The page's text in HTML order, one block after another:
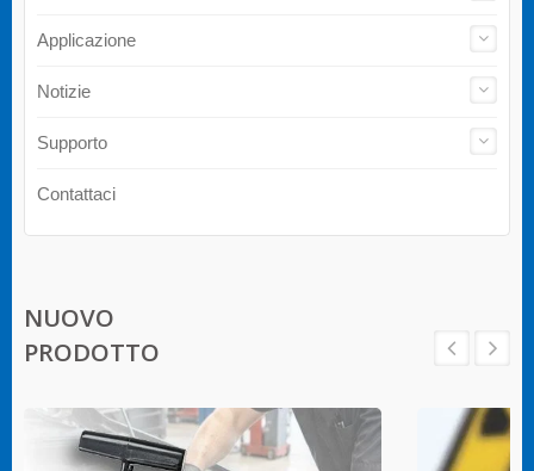
Applicazione
Notizie
Supporto
Contattaci
NUOVO
PRODOTTO